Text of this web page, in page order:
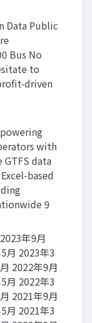
Data Public
Bus No
to
driven
with
data
based
9
年9⽉
⽉ 2023年3
2022年9⽉
⽉ 2022年3
2021年9⽉
⽉ 2021年3